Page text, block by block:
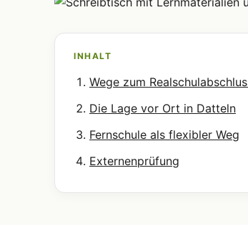
INHALT
Wege zum
Die Lage vor Ort in Datteln
Fernschule als flexibler Weg
Externenprüfung